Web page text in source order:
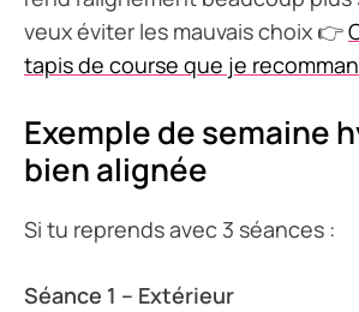
veux éviter les mauvais choix 👉
tapis de course que je
Exemple de semaine
bien alignée
Si tu reprends avec 3 séances :
Séance 1 – Extérieur